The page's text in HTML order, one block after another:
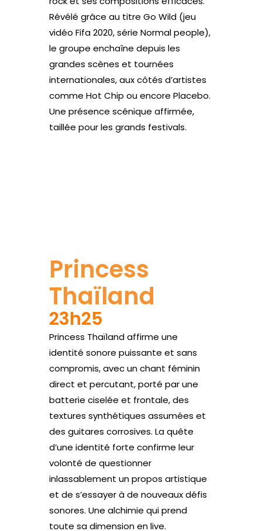
Révélé grâce au titre Go Wild (jeu
vidéo Fifa 2020, série Normal people),
le groupe enchaîne depuis les
grandes scènes et tournées
internationales, aux côtés d’artistes
comme Hot Chip ou encore Placebo.
Une présence scénique affirmée,
taillée pour les grands festivals.
Princess
Thaïland
23h25
Princess Thaïland affirme une
identité sonore puissante et sans
compromis, avec un chant féminin
direct et percutant, porté par une
batterie ciselée et frontale, des
textures synthétiques assumées et
des guitares corrosives. La quête
d’une identité forte confirme leur
volonté de questionner
inlassablement un propos artistique
et de s’essayer à de nouveaux défis
sonores. Une alchimie qui prend
toute sa dimension en live.